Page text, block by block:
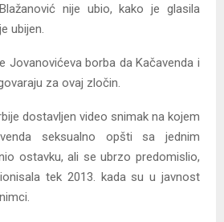
nije ubio, kako je glasila
ubijen.
Jovanovićeva borba da Kačavenda i
za ovaj zločin.
dostavljen video snimak na kojem
seksualno opšti sa jednim
ostavku, ali se ubrzo predomislio,
tek 2013. kada su u javnost